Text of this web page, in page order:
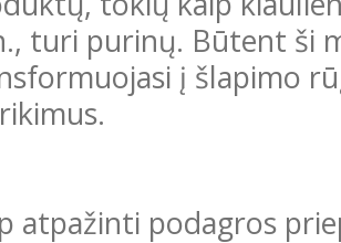
turi purinų. Būtent ši
į šlapimo
atpažinti podagros